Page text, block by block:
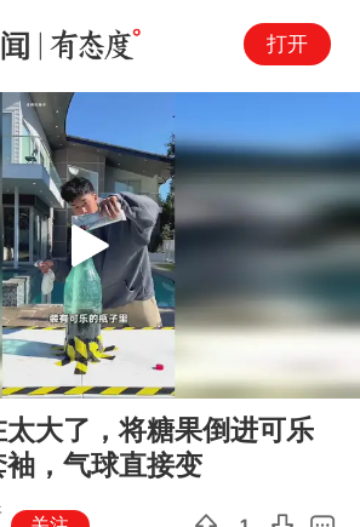
打开
00:44
Play
大了，将糖果倒进可乐
，气球直接变